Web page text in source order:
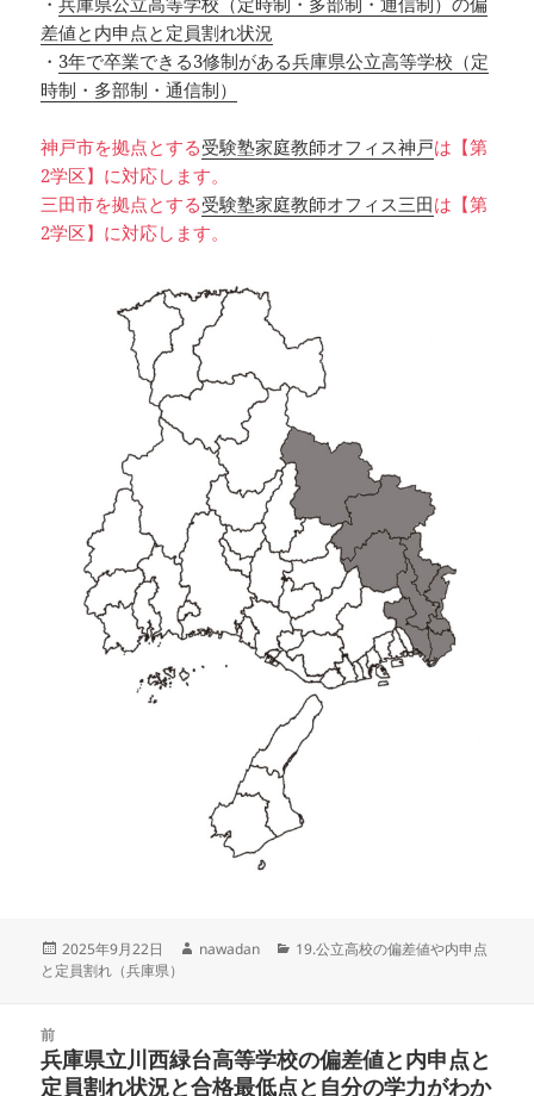
差値と内申点と定員割れ状況
・ 3年で卒業できる3修制がある兵庫県公立高等学校（定
時制・多部制・通信制）
神戸市を拠点とする受験塾家庭教師オフィス神戸は【第
2学区】に対応します。
三田市を拠点とする受験塾家庭教師オフィス三田は【第
2学区】に対応します。
投
稿
2025年9月22日
作
nawadan
カ
19.公立高校の偏差値や内申点
と定員割れ（兵庫県）
前
前
の
兵庫県立川西緑台高等学校の偏差値と内申点と
定員割れ状況と合格最低点と自分の学力がわか